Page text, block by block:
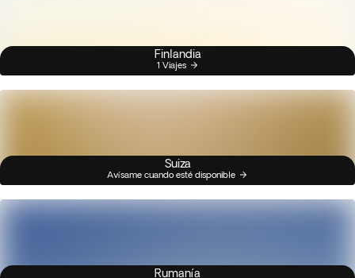
Finlandia
1 Viajes
Suiza
Avísame cuando esté disponible
Rumanía